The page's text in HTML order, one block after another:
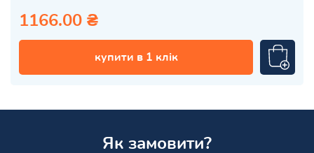
1166.00 ₴
купити в 1 клік
Як замовити?